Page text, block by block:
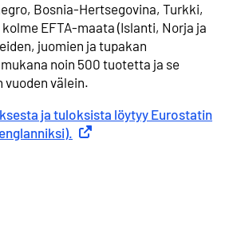
Bosnia-Hertsegovina, Turkki,
kolme EFTA-maata (Islanti, Norja ja
juomien ja tupakan
noin 500 tuotetta ja se
välein.
ja tuloksista löytyy Eurostatin
Ulkoinen linkki